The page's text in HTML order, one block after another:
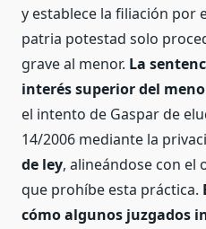
y establece la filiación por
patria potestad solo
grave al menor. La
interés superior del
el intento de Gaspar de
14/2006 mediante la
de ley, alineándose con el
que prohíbe esta práctica.
cómo algunos juzgados